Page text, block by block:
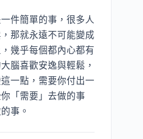
件簡單的事，很多人
那就永遠不可能變成
幾乎每個都內心都有
腦喜歡安逸與輕鬆，
一點，需要你付出一
「需要」去做的事
事。